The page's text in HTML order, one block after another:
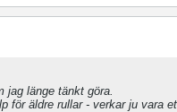
jag länge tänkt göra.
för äldre rullar - verkar ju vara